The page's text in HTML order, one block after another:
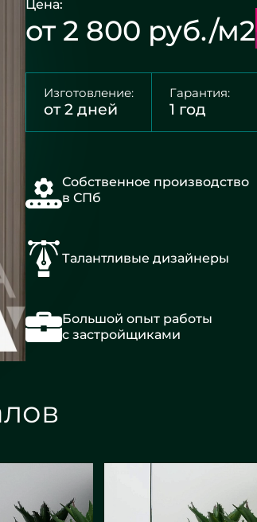
Цена:
от 2 800 руб./м2
Изготовление:
от 2 дней
Гарантия:
1 год
Собственное производство
в СПб
Талантливые дизайнеры
Большой опыт работы
с застройщиками